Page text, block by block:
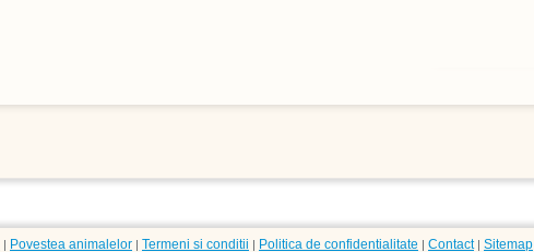
| Povestea animalelor | Termeni si conditii | Politica de confidentialitate | Contact| Sitemap